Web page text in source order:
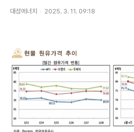
대성에너지 2025. 3. 11. 09:18